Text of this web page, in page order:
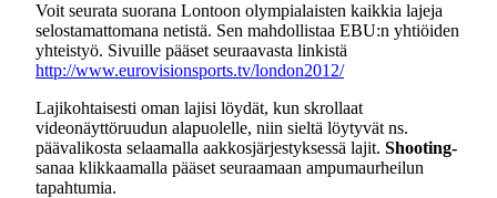
Voit seurata suorana Lontoon olympialaisten kaikkia lajeja
selostamattomana netistä. Sen mahdollistaa EBU:n yhtiöiden
yhteistyö. Sivuille pääset seuraavasta linkistä
http://www.eurovisionsports.tv/london2012/
Lajikohtaisesti oman lajisi löydät, kun skrollaat
videonäyttöruudun alapuolelle, niin sieltä löytyvät ns.
päävalikosta selaamalla aakkosjärjestyksessä lajit. Shooting-
sanaa klikkaamalla pääset seuraamaan ampumaurheilun
tapahtumia.